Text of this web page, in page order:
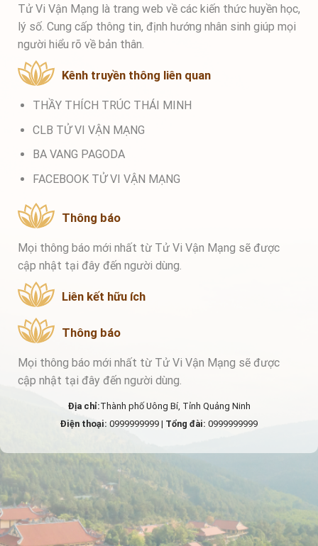
Tử Vi Vận Mạng là trang web về các kiến thức huyền học,
lý số. Cung cấp thông tin, định hướng nhân sinh giúp mọi
người hiểu rõ về bản thân.
Kênh truyền thông liên quan
THẦY THÍCH TRÚC THÁI MINH
CLB TỬ VI VẬN MẠNG
BA VANG PAGODA
FACEBOOK TỬ VI VẬN MẠNG
Thông báo
Mọi thông báo mới nhất từ Tử Vi Vận Mạng sẽ được
cập nhật tại đây đến người dùng.
Liên kết hữu ích
Thông báo
Mọi thông báo mới nhất từ Tử Vi Vận Mạng sẽ được
cập nhật tại đây đến người dùng.
Địa chỉ:Thành phố Uông Bí, Tỉnh Quảng Ninh
Điện thoại: 0999999999 | Tổng đài: 0999999999